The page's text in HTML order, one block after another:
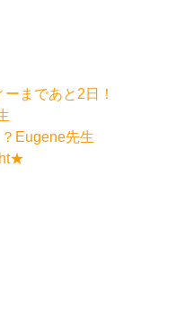
まであと2日！
Eugene先生